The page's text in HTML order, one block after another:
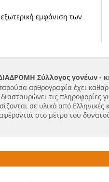
εμφάνιση των
Σύλλογος γονέων -
αρθρογραφία έχει
τις πληροφορίες
σε υλικό από Ελληνικές
στο μέτρο του